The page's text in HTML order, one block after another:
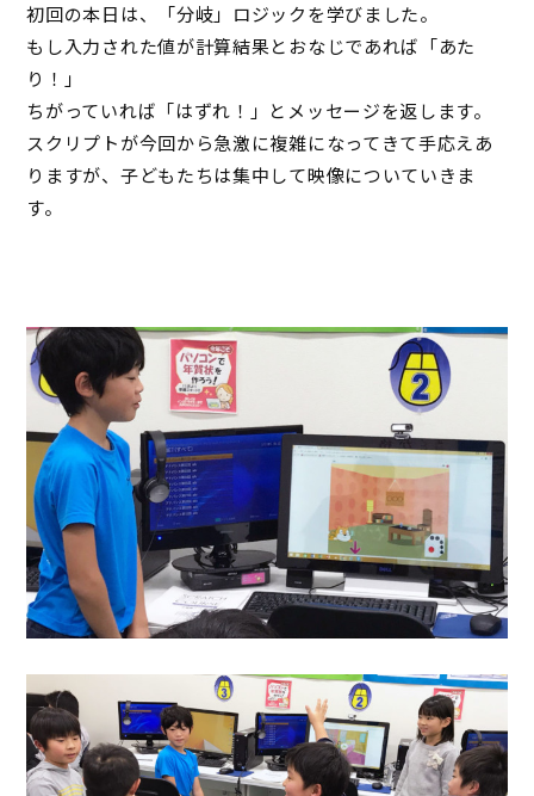
初回の本日は、「分岐」ロジックを学びました。
もし入力された値が計算結果とおなじであれば「あた
り！」
ちがっていれば「はずれ！」とメッセージを返します。
スクリプトが今回から急激に複雑になってきて手応えあ
りますが、子どもたちは集中して映像についていきま
す。